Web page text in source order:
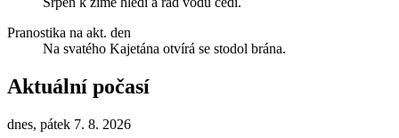
Pranostika na akt. den
Na svatého Kajetána otvírá se stodol brána.
Aktuální počasí
dnes, pátek 7. 8. 2026